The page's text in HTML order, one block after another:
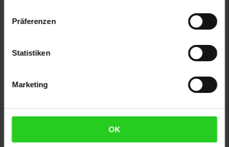
Präferenzen
Statistiken
Marketing
OK